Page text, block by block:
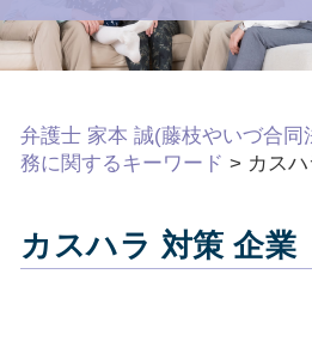
弁護士 家本 誠(藤枝やいづ合同
務に関するキーワード > カス
カスハラ 対策 企業